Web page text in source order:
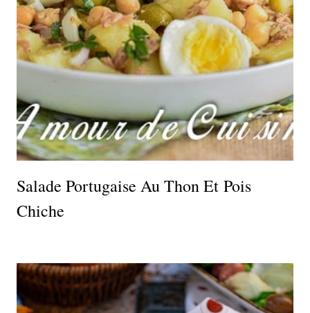
Salade Portugaise Au Thon Et Pois
Chiche